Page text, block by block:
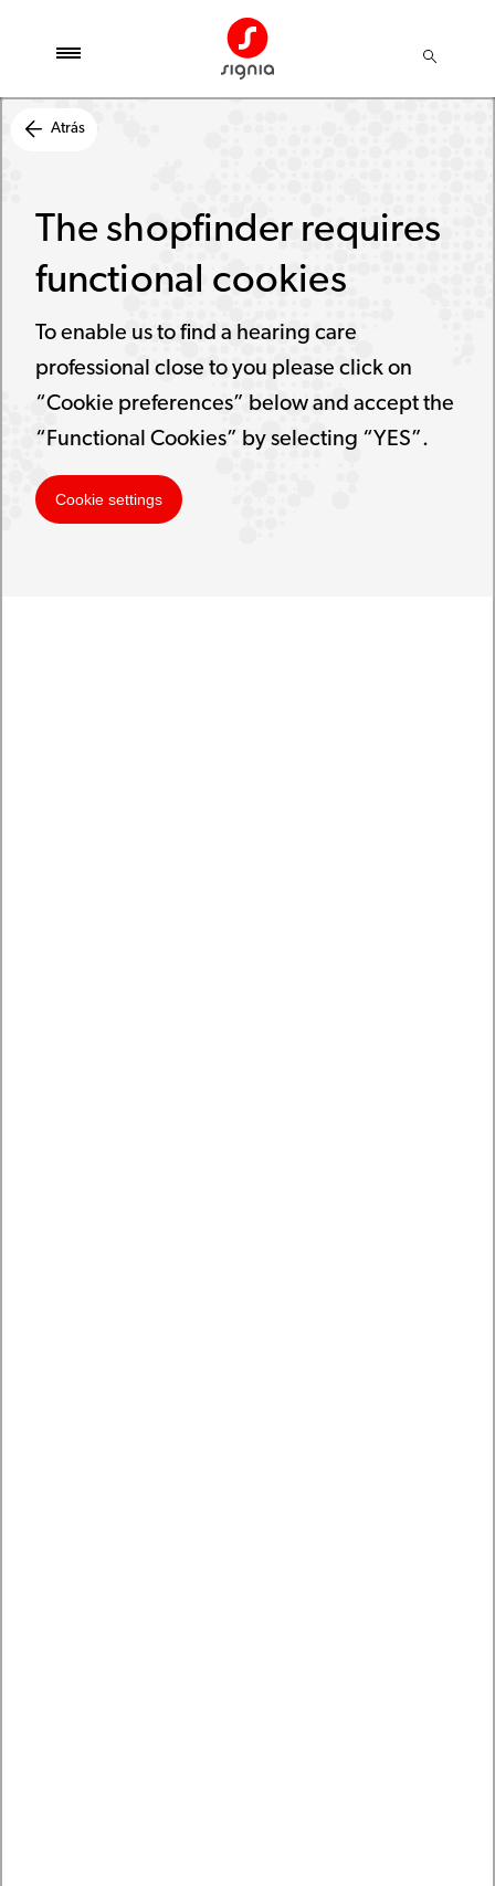
Atrás
The shopfinder requires
functional cookies
To enable us to find a hearing care
professional close to you please click on
“Cookie preferences” below and accept the
“Functional Cookies” by selecting “YES”.
Cookie settings